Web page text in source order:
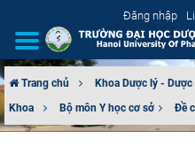
Đăng nhập
GIỚI THIỆU
Trang chủ Khoa Dược lý - Dược
Khoa
Bộ môn Y học cơ sở​ Đề